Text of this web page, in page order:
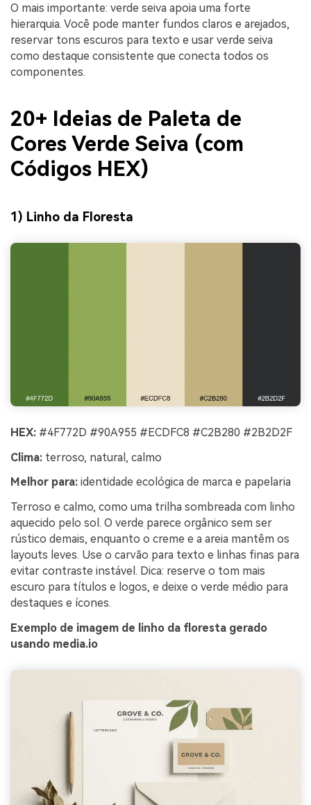
O mais importante: verde seiva apoia uma forte
hierarquia. Você pode manter fundos claros e arejados,
reservar tons escuros para texto e usar verde seiva
como destaque consistente que conecta todos os
componentes.
20+ Ideias de Paleta de
Cores Verde Seiva (com
Códigos HEX)
1) Linho da Floresta
HEX: #4F772D #90A955 #ECDFC8 #C2B280 #2B2D2F
Clima: terroso, natural, calmo
Melhor para: identidade ecológica de marca e papelaria
Terroso e calmo, como uma trilha sombreada com linho
aquecido pelo sol. O verde parece orgânico sem ser
rústico demais, enquanto o creme e a areia mantêm os
layouts leves. Use o carvão para texto e linhas finas para
evitar contraste instável. Dica: reserve o tom mais
escuro para títulos e logos, e deixe o verde médio para
destaques e ícones.
Exemplo de imagem de linho da floresta gerado
usando media.io